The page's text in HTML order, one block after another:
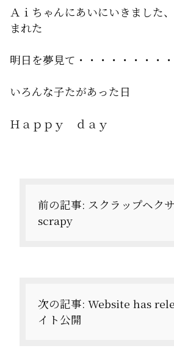
Ａｉちゃんにあいにいきました
まれた
明日を夢見て・・・・・・・・
いろんな子たがあった日
Ｈａｐｐｙ ｄａｙ
前の記事: スクラップヘク
scrapy
次の記事: Website has
イト公開